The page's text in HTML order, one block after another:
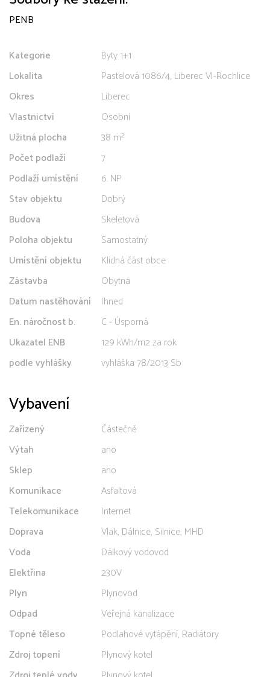
PENB
Kategorie
Byty 1+1
Lokalita
Pastelová 1086/4, Liberec VI-Rochlice
Okres
Liberec
Vlastnictví
Osobní
Užitná plocha
38 m²
Počet podlaží
7
Podlaží umístění
6. NP
Stav objektu
Dobrý
Budova
Skeletová
Poloha objektu
Samostatný
Umístění objektu
Klidná část obce
Zástavba
Obytná
Datum nastěhování
Ihned
En. náročnost b.
C - Úsporná
Ukazatel ENB
129 kWh/m2 za rok
podle vyhlášky
vyhláška 78/2013 Sb
Vybavení
Zařízený
Částečně
Výtah
ano
Sklep
ano
Komunikace
Asfaltová
Telekomunikace
Internet
Doprava
Vlak, Dálnice, Silnice, MHD
Voda
Dálkový vodovod
Elektřina
230V
Plyn
Plynovod
Odpad
Veřejná kanalizace
Topné těleso
Podlahové vytápění, Radiátory
Zdroj topení
Plynový kotel